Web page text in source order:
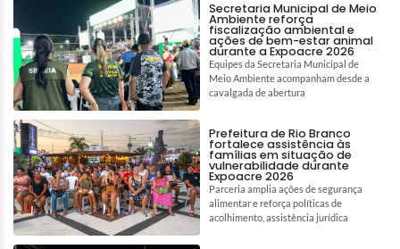
Secretaria Municipal de Meio
Ambiente reforça
fiscalização ambiental e
ações de bem-estar animal
durante a Expoacre 2026
Equipes da Secretaria Municipal de
Meio Ambiente acompanham desde a
cavalgada de abertura
Prefeitura de Rio Branco
fortalece assistência às
famílias em situação de
vulnerabilidade durante
Expoacre 2026
Parceria amplia ações de segurança
alimentar e reforça políticas de
acolhimento, assistência jurídica